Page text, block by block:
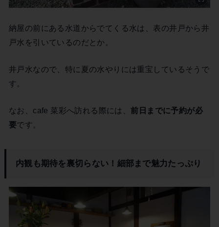
納屋の前にある水道からでてくる水は、表の井戸から井
戸水を引いているのだとか。
井戸水なので、特に夏の水やりには重宝しているそうで
す。
なお、cafe 菜彩へ訪れる際には、前日までに予約が必
要です。
内観も期待を裏切らない！細部まで魅力たっぷり